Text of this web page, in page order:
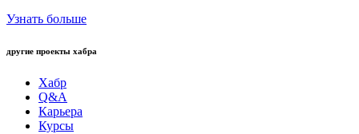
Узнать больше
другие проекты хабра
Хабр
Q&A
Карьера
Курсы